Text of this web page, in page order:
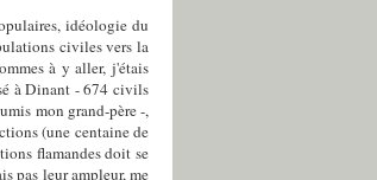
idéologie du
civiles vers la
à y aller, j'étais
à Dinant - 674 civils
mon grand-père -,
(une centaine de
flamandes doit se
pas leur ampleur, me